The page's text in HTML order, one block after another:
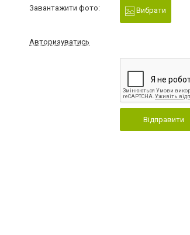
Завантажити фото: Вибрати
Авторизуватись
Відправити